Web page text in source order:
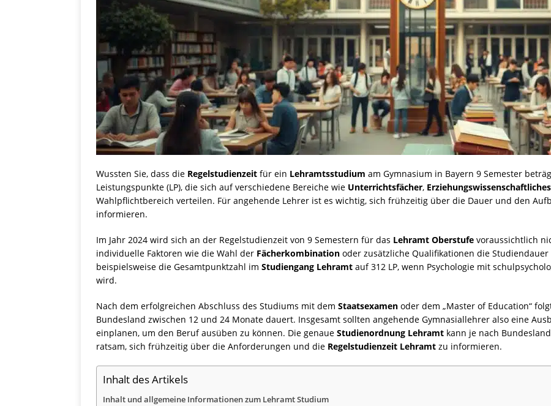
Wussten Sie, dass die Regelstudienzeit für ein Lehramtsstudium am Gymnasium in Bayern 9 Semester
Leistungspunkte (LP), die sich auf verschiedene Bereiche wie Unterrichtsfächer,
Wahlpflichtbereich verteilen. Für angehende Lehrer ist es wichtig, sich frühzeitig über die Dauer und den
informieren.
Im Jahr 2024 wird sich an der Regelstudienzeit von 9 Semestern für das Lehramt Oberstufe voraussichtlich
individuelle Faktoren wie die Wahl der Fächerkombination oder zusätzliche Qualifikationen die
beispielsweise die Gesamtpunktzahl im Studiengang Lehramt auf 312 LP, wenn Psychologie mit
wird.
Nach dem erfolgreichen Abschluss des Studiums mit dem Staatsexamen oder dem „Master of Education“
Bundesland zwischen 12 und 24 Monate dauert. Insgesamt sollten angehende Gymnasiallehrer also eine
einplanen, um den Beruf ausüben zu können. Die genaue Studienordnung Lehramt kann je nach
ratsam, sich frühzeitig über die Anforderungen und die Regelstudienzeit Lehramt zu informieren.
Inhalt des Artikels
Inhalt und allgemeine Informationen zum Lehramt Studium